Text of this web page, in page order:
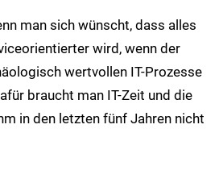
man sich wünscht, dass alles
wird, wenn der
wertvollen IT-Prozesse
braucht man IT-Zeit und die
in den letzten fünf Jahren nicht